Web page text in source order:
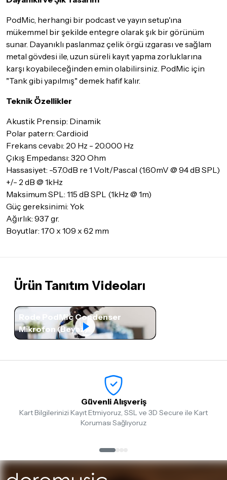
PodMic, herhangi bir podcast ve yayın setup'ına
mükemmel bir şekilde entegre olarak şık bir görünüm
sunar. Dayanıklı paslanmaz çelik örgü ızgarası ve sağlam
metal gövdesi ile, uzun süreli kayıt yapma zorluklarına
karşı koyabileceğinden emin olabilirsiniz. PodMic için
"Tank gibi yapılmış" demek hafif kalır.
Teknik Özellikler
Akustik Prensip: Dinamik
Polar patern: Cardioid
Frekans cevabı: 20 Hz - 20.000 Hz
Çıkış Empedansı: 320 Ohm
Hassasiyet: -57.0dB re 1 Volt/Pascal (1.60mV @ 94 dB SPL)
+/- 2 dB @ 1kHz
Maksimum SPL: 115 dB SPL (1kHz @ 1m)
Güç gereksinimi: Yok
Ağırlık: 937 gr.
Boyutlar: 170 x 109 x 62 mm
Ürün Tanıtım Videoları
Rode PodMic Condenser
Mikrofon (Beyaz)
Güvenli Alışveriş
Kart Bilgilerinizi Kayıt Etmiyoruz, SSL ve 3D Secure ile Kart
Koruması Sağlıyoruz